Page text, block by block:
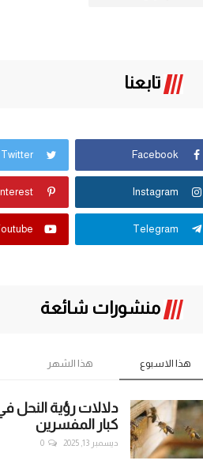
تابعنا
Facebook
Twitter
Instagram
Telegram
منشورات شائعة
هذا الاسبوع هذا الشهر
دلالات رؤية النحل
كبار المفسرين
ديسمبر 13, 2025 0